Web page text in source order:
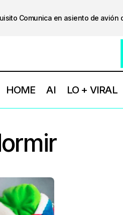
Comunica en asiento de avión
HOME AI LO + VIRAL